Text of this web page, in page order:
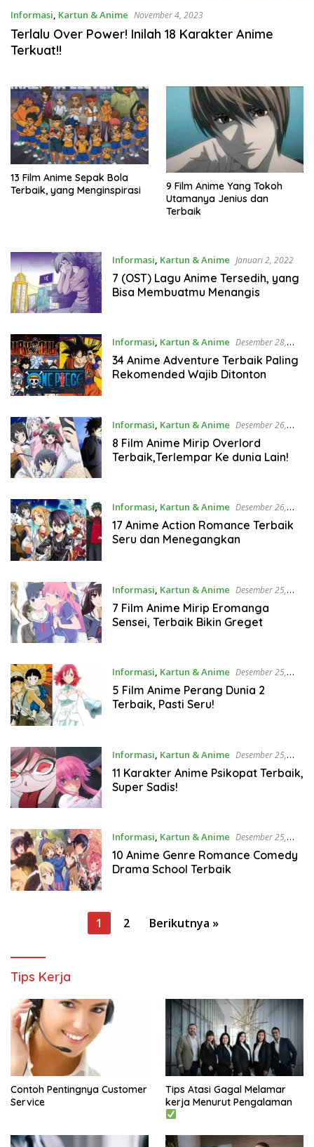
Informasi, Kartun & Anime November 4, 2023
Terlalu Over Power! Inilah 18 Karakter Anime
Terkuat!!
13 Film Anime Sepak Bola
Terbaik, yang Menginspirasi
9 Film Anime Yang Tokoh
Utamanya Jenius dan
Terbaik
Informasi, Kartun & Anime Januari 2, 2022
7 (OST) Lagu Anime Tersedih, yang
Bisa Membuatmu Menangis
Informasi, Kartun & Anime Desember 28,
2021
34 Anime Adventure Terbaik Paling
Rekomended Wajib Ditonton
Informasi, Kartun & Anime Desember 26,
2021
8 Film Anime Mirip Overlord
Terbaik,Terlempar Ke dunia Lain!
Informasi, Kartun & Anime Desember 26,
2021
17 Anime Action Romance Terbaik
Seru dan Menegangkan
Informasi, Kartun & Anime Desember 25,
2021
7 Film Anime Mirip Eromanga
Sensei, Terbaik Bikin Greget
Informasi, Kartun & Anime Desember 25,
2021
5 Film Anime Perang Dunia 2
Terbaik, Pasti Seru!
Informasi, Kartun & Anime Desember 25,
2021
11 Karakter Anime Psikopat Terbaik,
Super Sadis!
Informasi, Kartun & Anime Desember 25,
2021
10 Anime Genre Romance Comedy
Drama School Terbaik
1 2 Berikutnya »
Tips Kerja
Contoh Pentingnya Customer
Service
Tips Atasi Gagal Melamar
kerja Menurut Pengalaman